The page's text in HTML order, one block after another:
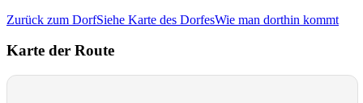
Zurück zum DorfSiehe Karte des DorfesWie man dorthin kommt
Karte der Route